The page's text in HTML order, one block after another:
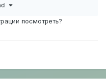
режиме 24/7
посмотреть?